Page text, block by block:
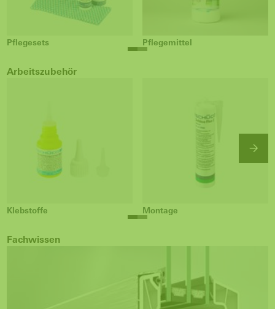
Pflegesets Pflegemittel
Arbeitszubehör
Klebstoffe Montage
Fachwissen